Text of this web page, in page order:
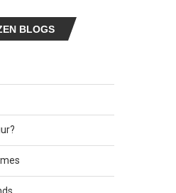
BLOGS